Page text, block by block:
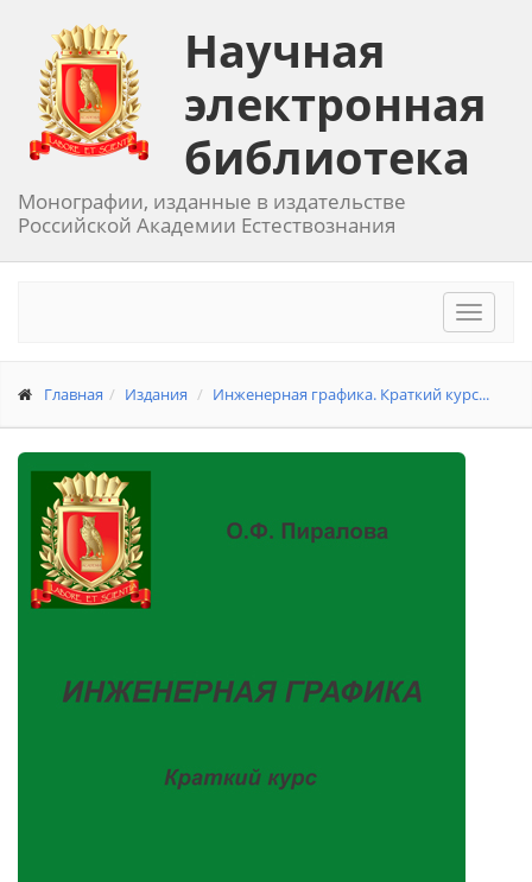
Научная
электронная
библиотека
Монографии, изданные в издательстве
Российской Академии Естествознания
Toggle
Главная Издания Инженерная графика. Краткий курс...